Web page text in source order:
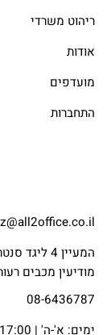
ריהוט משרדי
אודות
מועדפים
התחברות
מודיעין מכבים
08-6436787
ימים: א'-